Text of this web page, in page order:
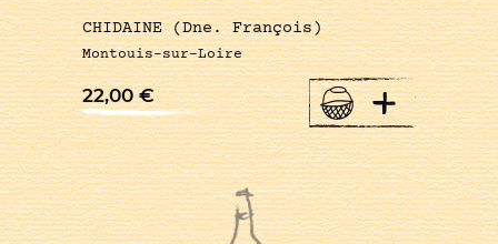
CHIDAINE (Dne. François)
Montouis-sur-Loire
22,00€ +